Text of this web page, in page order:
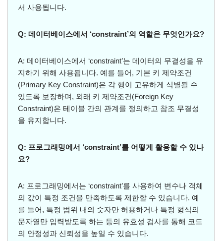
서 사용됩니다.
Q: 데이터베이스에서 ‘constraint’의 역할은 무엇인가요?
A: 데이터베이스에서 ‘constraint’는 데이터의 무결성을 유
지하기 위해 사용됩니다. 예를 들어, 기본 키 제약조건
(Primary Key Constraint)은 각 행이 고유하게 식별될 수
있도록 보장하며, 외래 키 제약조건(Foreign Key
Constraint)은 테이블 간의 관계를 정의하고 참조 무결성
을 유지합니다.
Q: 프로그래밍에서 ‘constraint’를 어떻게 활용할 수 있나
요?
A: 프로그래밍에서는 ‘constraint’를 사용하여 변수나 객체
의 값이 특정 조건을 만족하도록 제한할 수 있습니다. 예
를 들어, 특정 범위 내의 숫자만 허용하거나 특정 형식의
문자열만 입력받도록 하는 등의 유효성 검사를 통해 코드
의 안정성과 신뢰성을 높일 수 있습니다.